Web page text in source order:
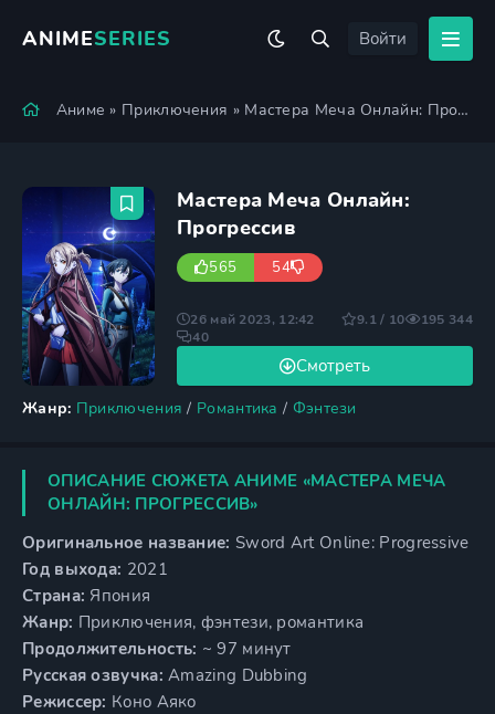
ANIMESERIES Войти
Аниме » Приключения » Мастера Меча Онлайн: Прогрессив
Мастера Меча Онлайн:
Прогрессив
565 54
Жанр: Приключения / Романтика / Фэнтези
Смотреть
26 май 2023, 12:42 9.1 / 10
195 344
40
ОПИСАНИЕ СЮЖЕТА АНИМЕ «МАСТЕРА МЕЧА
ОНЛАЙН: ПРОГРЕССИВ»
Оригинальное название: Sword Art Online: Progressive
Год выхода: 2021
Страна: Япония
Жанр: Приключения, фэнтези, романтика
Продолжительность: ~ 97 минут
Русская озвучка: Amazing Dubbing
Режиссер: Коно Аяко